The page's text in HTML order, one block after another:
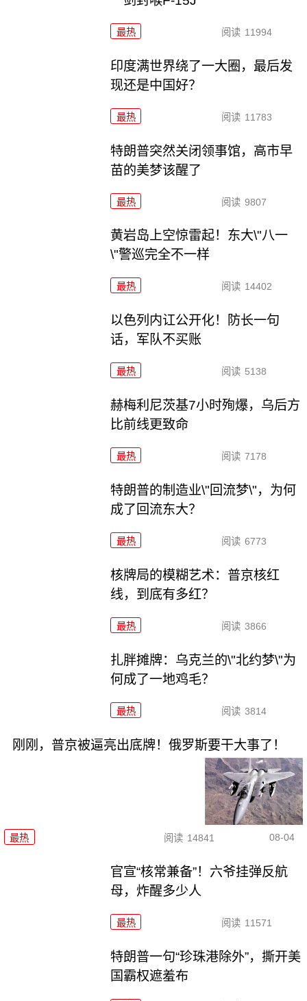
最热 阅读 11994
印度满世界绕了一大圈，最后发
现还是中国好？
最热 阅读 11783
特朗普突然关闭领事馆，高市早
苗的美梦该醒了
最热 阅读 9807
黄岩岛上空惊雷起！东大\"八一
\"警巡完全不一样
最热 阅读 14402
以色列内讧公开化！防长一句
话，军队不买账
最热 阅读 5138
赫梅利尼茨基7小时殉爆，乌后方
比前线更致命
最热 阅读 7178
特朗普的制造业\"回流梦\"，为何
成了回流东大？
最热 阅读 6773
核牌局的模糊艺术：普京核红
线，到底有多红？
最热 阅读 3866
扎胖摊牌：乌克兰的\"北约梦\"为
何成了一地鸡毛？
最热 阅读 3814
刚刚，普京被逼亮出底牌！俄罗斯要干大事了！
最热 阅读 14841 08-04
官宣“核常兼备”！六爷挂弹反航
母，炸醒多少人
最热 阅读 11571
特朗普一句“珍珠港除外”，撕开美
国霸权遮羞布